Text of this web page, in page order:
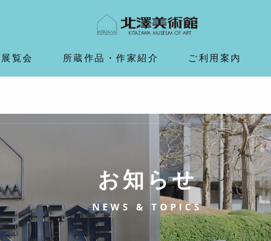
展覧会 所蔵作品・作家紹介 ご利用案内
お知らせ
NEWS & TOPICS